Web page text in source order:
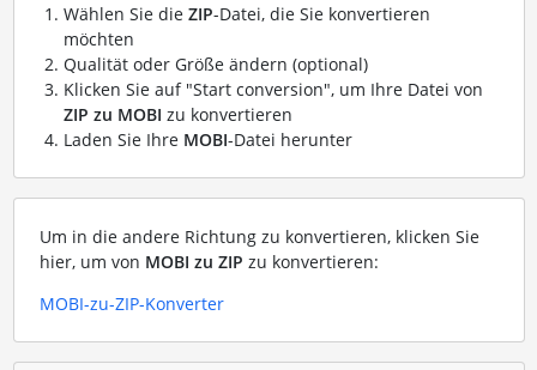
Wählen Sie die ZIP-Datei, die Sie konvertieren
möchten
Qualität oder Größe ändern (optional)
Klicken Sie auf "Start conversion", um Ihre Datei von
ZIP zu MOBI zu konvertieren
Laden Sie Ihre MOBI-Datei herunter
Um in die andere Richtung zu konvertieren, klicken Sie
hier, um von MOBI zu ZIP zu konvertieren:
MOBI-zu-ZIP-Konverter